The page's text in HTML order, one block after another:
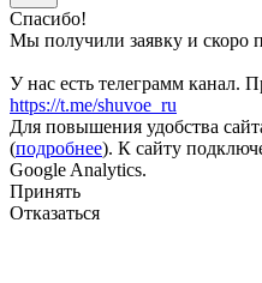
Спасибо!
Мы получили заявку и скоро
У нас есть телеграмм канал.
https://t.me/shuvoe_ru
Для повышения удобства
(подробнее). К сайту
Google Analytics.
Принять
Отказаться